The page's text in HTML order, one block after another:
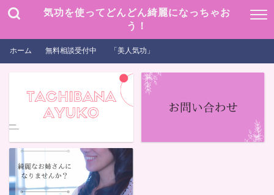
気功を使ってどんどん綺麗になっちゃお
う！
ホーム 無料相談受付中 「美人気功」